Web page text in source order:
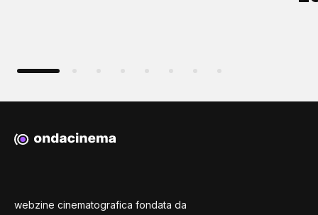
webzine cinematografica fondata da